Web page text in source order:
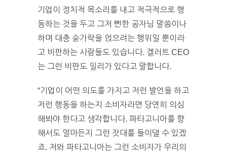
기업이 정치적 목소리를 내고 적극적으로 행
동하는 것을 두고 그저 뻔한 공자님 말씀이나
하며 대충 숟가락을 얹으려는 행위일 뿐이라
고 비판하는 사람들도 있습니다. 겔러트 CEO
는 그런 비판도 일리가 있다고 말합니다.
“기업이 어떤 의도를 가지고 저런 발언을 하고
저런 행동을 하는지 소비자라면 당연히 의심
해봐야 한다고 생각합니다. 파타고니아를 향
해서도 얼마든지 그런 잣대를 들이댈 수 있겠
죠. 저와 파타고니아는 그런 소비자가 우리의